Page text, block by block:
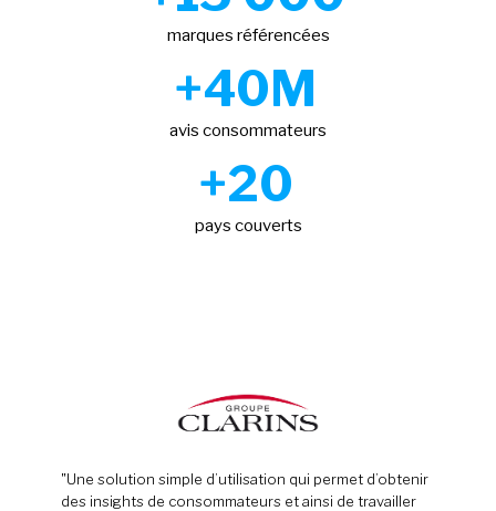
marques référencées
+40M
avis consommateurs
+20
pays couverts
"Une solution simple d’utilisation qui permet d’obtenir
des insights de consommateurs et ainsi de travailler